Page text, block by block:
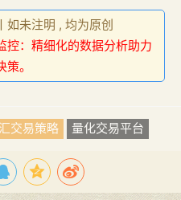
如未注明 , 均为原创
控：精细化的数据分析助力
策。
交易策略 量化交易平台